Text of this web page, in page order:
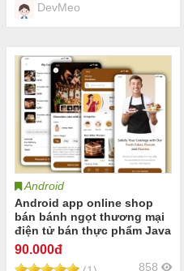
DevMeo
Android
Android app online shop
bán bánh ngọt thương mại
điện tử bán thực phẩm Java
xml Firebase
90.000đ
858